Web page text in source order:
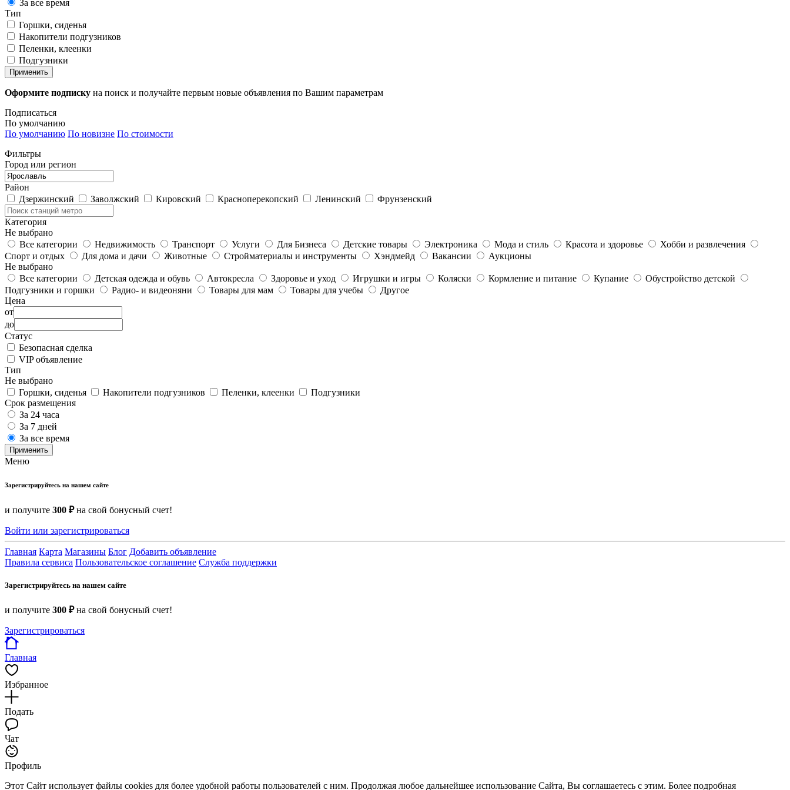
За все время
Тип
Горшки, сиденья
Накопители подгузников
Пеленки, клеенки
Подгузники
Применить
Оформите подписку на поиск и получайте первым новые объявления по Вашим параметрам
Подписаться
По умолчанию
По умолчанию По новизне По стоимости
Фильтры
Город или регион
Район
Дзержинский
Заволжский Кировский Красноперекопский Ленинский Фрунзенский
Категория
Не выбрано
Все категории
Недвижимость Транспорт Услуги Для Бизнеса Детские товары Электроника Мода и стиль Красота и здоровье
Хобби и развлечения
Спорт и отдых
Для дома и дачи Животные Стройматериалы и инструменты Хэндмейд Вакансии
Аукционы
Не выбрано
Все категории
Детская одежда и обувь Автокресла Здоровье и уход Игрушки и игры Коляски Кормление и питание Купание
Обустройство детской
Подгузники и горшки
Радио- и видеоняни Товары для мам Товары для учебы
Другое
Цена
от
до
Статус
Безопасная сделка
VIP объявление
Тип
Не выбрано
Горшки, сиденья
Накопители подгузников Пеленки, клеенки
Подгузники
Срок размещения
За 24 часа
За 7 дней
За все время
Применить
Меню
Зарегистрируйтесь на нашем сайте
и получите 300 ₽на свой бонусный счет!
Войти или зарегистрироваться
Главная Карта Магазины Блог Добавить объявление
Правила сервиса Пользовательское соглашение Служба поддержки
Зарегистрируйтесь на нашем сайте
и получите 300 ₽на свой бонусный счет!
Зарегистрироваться
Главная
Избранное
Подать
Чат
Профиль
Этот Сайт использует файлы cookies для более удобной работы пользователей с ним. Продолжая любое дальнейшее использование Сайта, Вы соглашаетесь с этим. Более подробная